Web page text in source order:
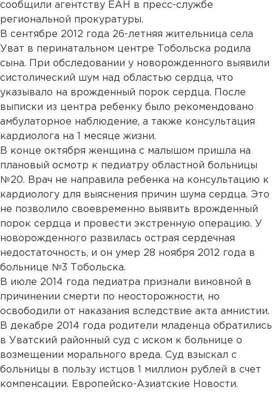
сообщили агентству ЕАН в пресс-службе
региональной прокуратуры.
В сентябре 2012 года 26-летняя жительница села
Уват в перинатальном центре Тобольска родила
сына. При обследовании у новорожденного выявили
систолический шум над областью сердца, что
указывало на врожденный порок сердца. После
выписки из центра ребенку было рекомендовано
амбулаторное наблюдение, а также консультация
кардиолога на 1 месяце жизни.
В конце октября женщина с малышом пришла на
плановый осмотр к педиатру областной больницы
№20. Врач не направила ребенка на консультацию к
кардиологу для выяснения причин шума сердца. Это
не позволило своевременно выявить врожденный
порок сердца и провести экстренную операцию. У
новорожденного развилась острая сердечная
недостаточность, и он умер 28 ноября 2012 года в
больнице №3 Тобольска.
В июле 2014 года педиатра признали виновной в
причинении смерти по неосторожности, но
освободили от наказания вследствие акта амнистии.
В декабре 2014 года родители младенца обратились
в Уватский районный суд с иском к больнице о
возмещении морального вреда. Суд взыскал с
больницы в пользу истцов 1 миллион рублей в счет
компенсации. Европейско-Азиатские Новости.